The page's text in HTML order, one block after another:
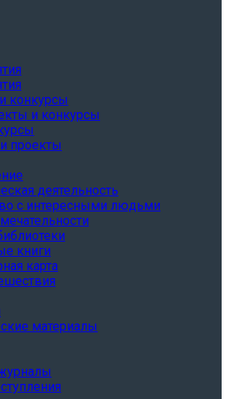
конкурсы
и конкурсы
проекты
деятельность
с интересными людьми
книги
карта
материалы